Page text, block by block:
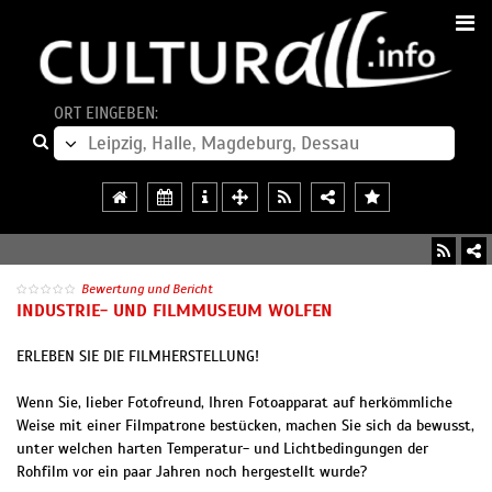
ORT EINGEBEN:
Bewertung und Bericht
INDUSTRIE- UND FILMMUSEUM WOLFEN
ERLEBEN SIE DIE FILMHERSTELLUNG!
Wenn Sie, lieber Fotofreund, Ihren Fotoapparat auf herkömmliche
Weise mit einer Filmpatrone bestücken, machen Sie sich da bewusst,
unter welchen harten Temperatur- und Lichtbedingungen der
Rohfilm vor ein paar Jahren noch hergestellt wurde?